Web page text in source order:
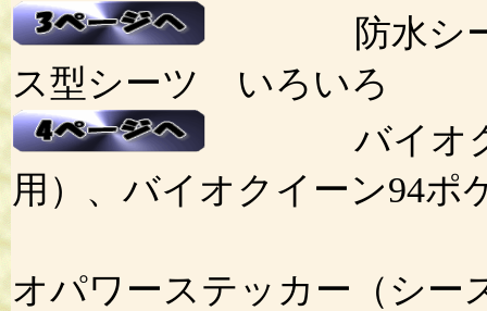
防水シーツ
ス型シーツ いろいろ
バイオクイ
用）、バイオクイーン94ポ
オパワーステッカー（シー